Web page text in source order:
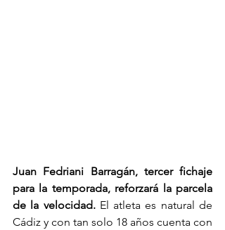
Juan Fedriani Barragán, tercer fichaje
para la temporada, reforzará la parcela
de la velocidad. El atleta es natural de
Cádiz y con tan solo 18 años cuenta con